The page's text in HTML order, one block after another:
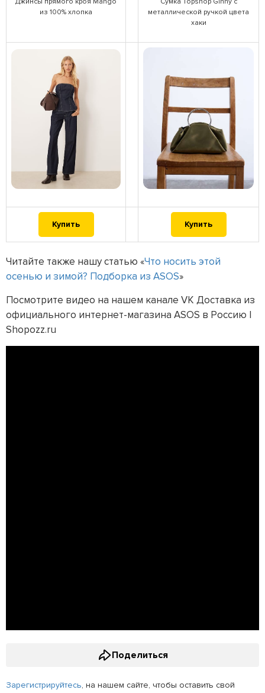
из 100% хлопка
металлической ручкой цвета
хаки
Купить Купить
Читайте также нашу статью «Что носить этой
осенью и зимой? Подборка из ASOS»
Посмотрите видео на нашем канале VK Доставка из
официального интернет-магазина ASOS в Россию |
Shopozz.ru
Поделиться
Зарегистрируйтесь, на нашем сайте, чтобы оставить свой